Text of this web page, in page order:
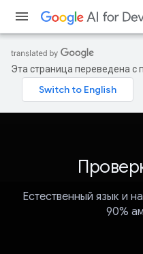
Эта страница переведена
Естественный язык и
90%